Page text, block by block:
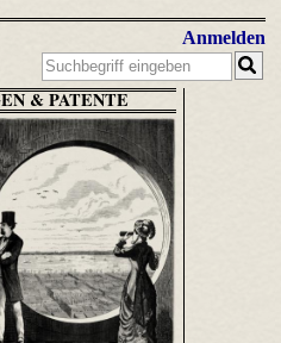
Anmelden
& PATENTE